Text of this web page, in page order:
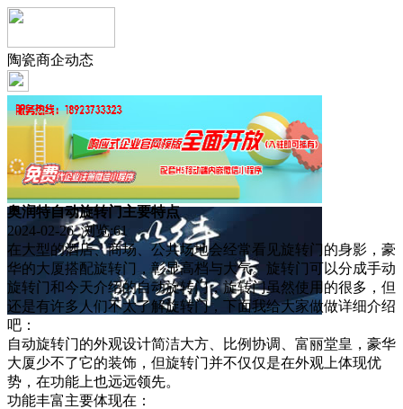
陶瓷商企动态
奥润特自动旋转门主要特点
2024-02-26 浏览:61
在大型的酒店、商场、公共场地会经常看见旋转门的身影，豪
华的大厦搭配旋转门，彰显高档与大气。旋转门可以分成手动
旋转门和今天介绍的自动旋转门，旋转门虽然使用的很多，但
还是有许多人们不太了解旋转门，下面我给大家做做详细介绍
吧：
自动旋转门的外观设计简洁大方、比例协调、富丽堂皇，豪华
大厦少不了它的装饰，但旋转门并不仅仅是在外观上体现优
势，在功能上也远远领先。
功能丰富主要体现在：